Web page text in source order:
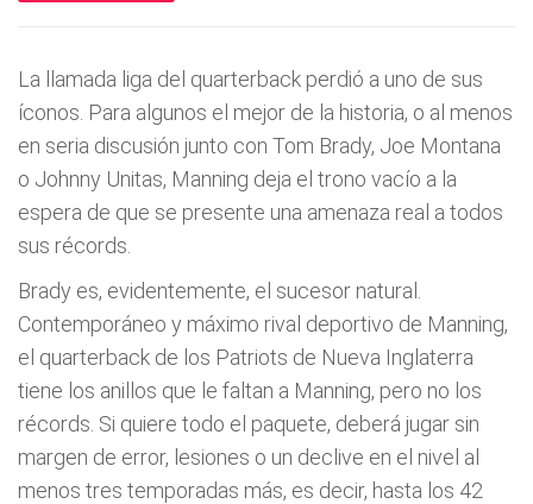
La llamada liga del quarterback perdió a uno de sus
íconos. Para algunos el mejor de la historia, o al menos
en seria discusión junto con Tom Brady, Joe Montana
o Johnny Unitas, Manning deja el trono vacío a la
espera de que se presente una amenaza real a todos
sus récords.
Brady es, evidentemente, el sucesor natural.
Contemporáneo y máximo rival deportivo de Manning,
el quarterback de los Patriots de Nueva Inglaterra
tiene los anillos que le faltan a Manning, pero no los
récords. Si quiere todo el paquete, deberá jugar sin
margen de error, lesiones o un declive en el nivel al
menos tres temporadas más, es decir, hasta los 42